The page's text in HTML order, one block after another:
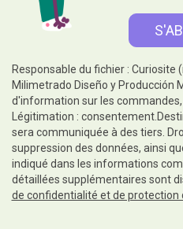
Responsable du fichier : Curiosite
Milimetrado Diseño y Producción
d'information sur les commandes,
Légitimation :
sera communiquée à des tiers.
suppression des données, ainsi
indiqué dans les informations
détaillées supplémentaires sont
de confidentialité et de protection